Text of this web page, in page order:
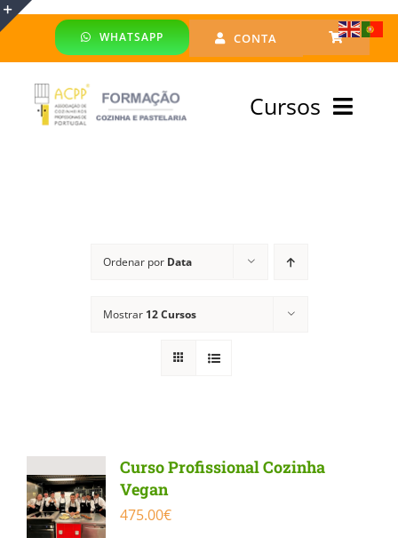
Skip
WHATSAPP CONTA
Cursos
Financiado
Ordenar por Data
Mostrar 12 Cursos
Curso Profissional Cozinha
Vegan
475.00€